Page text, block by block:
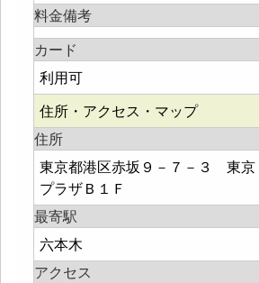
料金備考
カード
利用可
住所・アクセス・マップ
住所
東京都港区赤坂９－７－３ 東
プラザＢ１Ｆ
最寄駅
六本木
アクセス